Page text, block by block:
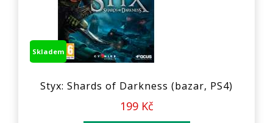
Skladem
Styx: Shards of Darkness (bazar, PS4)
199 Kč